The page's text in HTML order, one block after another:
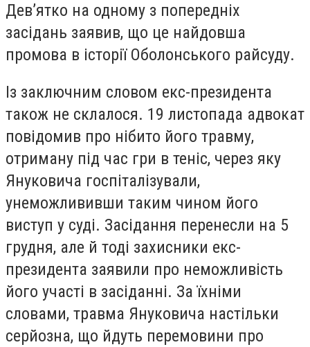
Дев’ятко на одному з попередніх
засідань заявив, що це найдовша
промова в історії Оболонського райсуду.
Із заключним словом екс-президента
також не склалося. 19 листопада адвокат
повідомив про нібито його травму,
отриману під час гри в теніс, через яку
Януковича госпіталізували,
унеможлививши таким чином його
виступ у суді. Засідання перенесли на 5
грудня, але й тоді захисники екс-
президента заявили про неможливість
його участі в засіданні. За їхніми
словами, травма Януковича настільки
серйозна, що йдуть перемовини про